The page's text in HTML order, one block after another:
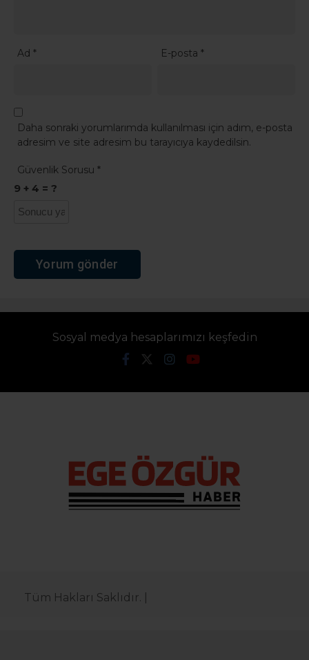
Ad * E-posta*
Daha sonraki yorumlarımda kullanılması için adım, e-posta
adresim ve site adresim bu tarayıcıya kaydedilsin.
Güvenlik Sorusu *
9 + 4 = ?
Sosyal medya hesaplarımızı keşfedin
Tüm Hakları Saklıdır. |